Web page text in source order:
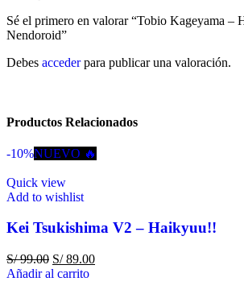
Sé el primero en valorar “Tobio Kageyama –
Nendoroid”
Debes accederpara publicar una valoración.
Productos Relacionados
-10%NUEVO 🔥
Quick view
Add to wishlist
Kei Tsukishima V2 – Haikyuu!!
S/99.00 S/89.00
Añadir al carrito